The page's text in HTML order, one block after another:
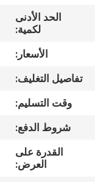
جولة
المعمل
ضبط
الحد الأدنى
لكمية:
الأسعار:
تفاصيل التغليف:
وقت التسليم:
شروط الدفع:
القدرة على
العرض: